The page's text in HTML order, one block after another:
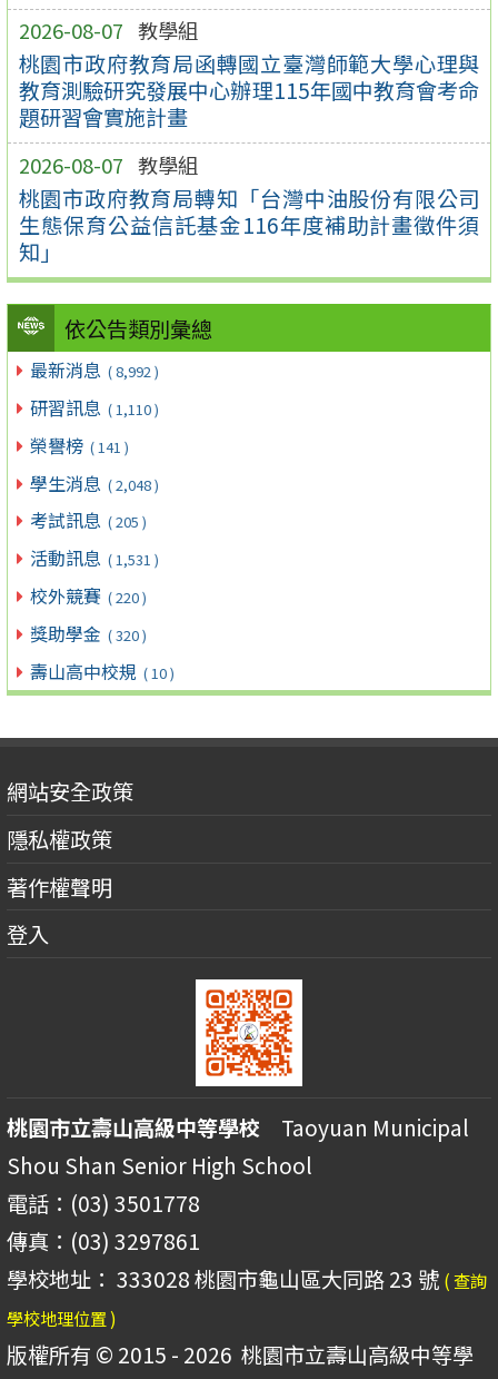
2026-08-07 教學組
桃園市政府教育局函轉國立臺灣師範大學心理與
教育測驗研究發展中心辦理115年國中教育會考命
題研習會實施計畫
2026-08-07 教學組
桃園市政府教育局轉知「台灣中油股份有限公司
生態保育公益信託基金116年度補助計畫徵件須
知」
依公告類別彙總
最新消息 ( 8,992 )
研習訊息 ( 1,110 )
榮譽榜 ( 141 )
學生消息 ( 2,048 )
考試訊息 ( 205 )
活動訊息 ( 1,531 )
校外競賽 ( 220 )
獎助學金 ( 320 )
壽山高中校規 ( 10 )
網站安全政策
隱私權政策
著作權聲明
登入
桃園市立壽山高級中等學校 Taoyuan Municipal
Shou Shan Senior High School
電話：(03) 3501778
傳真：(03) 3297861
學校地址： 333028 桃園市龜山區大同路 23 號 ( 查詢
學校地理位置 )
版權所有 © 2015 - 2026 桃園市立壽山高級中等學